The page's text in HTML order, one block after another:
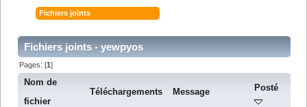
Fichiers joints
Fichiers joints - yewpyos
Pages: [1]
Nom de
fichier
Téléchargements Message Posté